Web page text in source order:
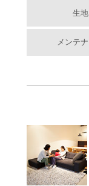
生地
メンテ